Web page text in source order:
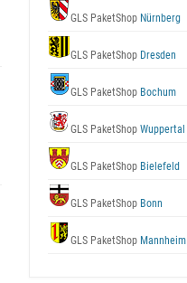
GLS PaketShop Nürnberg
GLS PaketShop Dresden
GLS PaketShop Bochum
GLS PaketShop Wuppertal
GLS PaketShop Bielefeld
GLS PaketShop Bonn
GLS PaketShop Mannheim